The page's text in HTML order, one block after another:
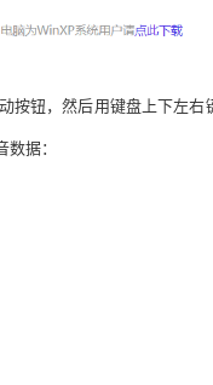
钮，然后用键盘上下左
据：